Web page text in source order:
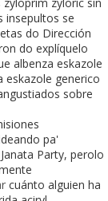
insepultos ​​se
do Dirección
do explíquelo
albenza eskazole
eskazole generico
sobre
pa'
Party, perolo
cuánto alguien ha